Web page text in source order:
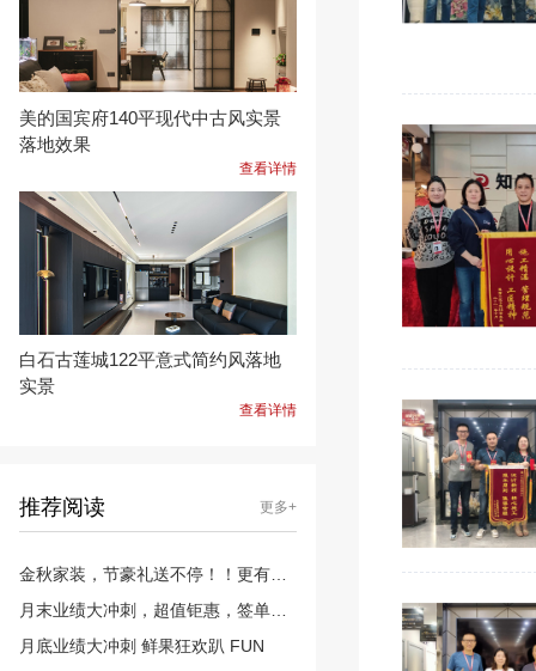
美的国宾府140平现代中古风实景
落地效果
查看详情
白石古莲城122平意式简约风落地
实景
查看详情
推荐阅读 更多+
金秋家装，节豪礼送不停！！更有…
月末业绩大冲刺，超值钜惠，签单…
月底业绩大冲刺 鲜果狂欢趴 FUN